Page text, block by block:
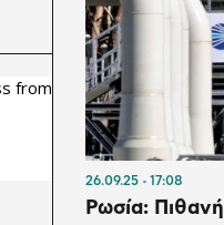
26.09.25 17:08
Ρωσία: Πιθανή